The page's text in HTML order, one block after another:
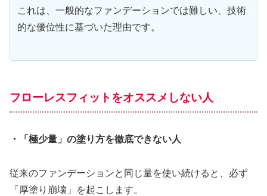
これは、一般的なファンデーションでは難しい、技術
的な優位性に基づいた理由です。
フローレスフィットをオススメしない人
・「極少量」の塗り方を徹底できない人
従来のファンデーションと同じ量を使い続けると、必ず
「厚塗り崩壊」を起こします。